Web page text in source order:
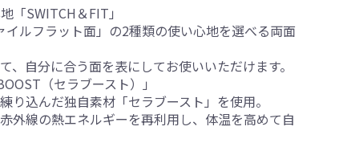
「SWITCH＆FIT」
ルフラット面」の2種類の使い心地を選べる両面
、自分に合う面を表にしてお使いいただけます。
（セラブースト）」
り込んだ独自素材「セラブースト」を使用。
外線の熱エネルギーを再利用し、体温を高めて自